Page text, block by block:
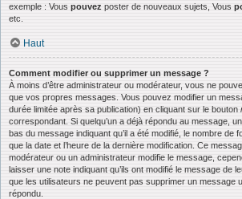
exemple : Vous pouvez poster de nouveaux sujets, Vous
etc.
Haut
Comment modifier ou supprimer un message ?
À moins d’être administrateur ou modérateur, vous ne
que vos propres messages. Vous pouvez modifier un
durée limitée après sa publication) en cliquant sur le bouton
correspondant. Si quelqu’un a déjà répondu au message,
bas du message indiquant qu’il a été modifié, le nombre de
que la date et l’heure de la dernière modification. Ce
modérateur ou un administrateur modifie le message,
laisser une note indiquant qu’ils ont modifié le message de
que les utilisateurs ne peuvent pas supprimer un message
répondu.